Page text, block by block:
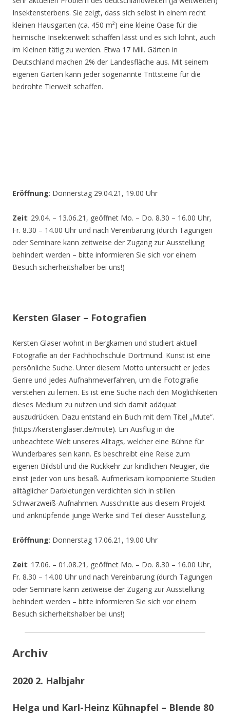
Insektensterbens. Sie zeigt, dass sich selbst in einem recht
kleinen Hausgarten (ca. 450 m²) eine kleine Oase für die
heimische Insektenwelt schaffen lässt und es sich lohnt, auch
im Kleinen tätig zu werden. Etwa 17 Mill. Gärten in
Deutschland machen 2% der Landesfläche aus. Mit seinem
eigenen Garten kann jeder sogenannte Trittsteine für die
bedrohte Tierwelt schaffen.
Eröffnung: Donnerstag 29.04.21, 19.00 Uhr
Zeit: 29.04. – 13.06.21, geöffnet Mo. – Do. 8.30 – 16.00 Uhr,
Fr. 8.30 – 14.00 Uhr und nach Vereinbarung (durch Tagungen
oder Seminare kann zeitweise der Zugang zur Ausstellung
behindert werden – bitte informieren Sie sich vor einem
Besuch sicherheitshalber bei uns!)
Kersten Glaser – Fotografien
Kersten Glaser wohnt in Bergkamen und studiert aktuell
Fotografie an der Fachhochschule Dortmund. Kunst ist eine
persönliche Suche. Unter diesem Motto untersucht er jedes
Genre und jedes Aufnahmeverfahren, um die Fotografie
verstehen zu lernen. Es ist eine Suche nach den Möglichkeiten
dieses Medium zu nutzen und sich damit adäquat
auszudrücken. Dazu entstand ein Buch mit dem Titel „Mute“.
(https://kerstenglaser.de/mute). Ein Ausflug in die
unbeachtete Welt unseres Alltags, welcher eine Bühne für
Wunderbares sein kann. Es beschreibt eine Reise zum
eigenen Bildstil und die Rückkehr zur kindlichen Neugier, die
einst jeder von uns besaß. Aufmerksam komponierte Studien
alltäglicher Darbietungen verdichten sich in stillen
Schwarzweiß-Aufnahmen. Ausschnitte aus diesem Projekt
und anknüpfende junge Werke sind Teil dieser Ausstellung.
Eröffnung: Donnerstag 17.06.21, 19.00 Uhr
Zeit: 17.06. – 01.08.21, geöffnet Mo. – Do. 8.30 – 16.00 Uhr,
Fr. 8.30 – 14.00 Uhr und nach Vereinbarung (durch Tagungen
oder Seminare kann zeitweise der Zugang zur Ausstellung
behindert werden – bitte informieren Sie sich vor einem
Besuch sicherheitshalber bei uns!)
Archiv
2020 2. Halbjahr
Helga und Karl-Heinz Kühnapfel – Blende 80